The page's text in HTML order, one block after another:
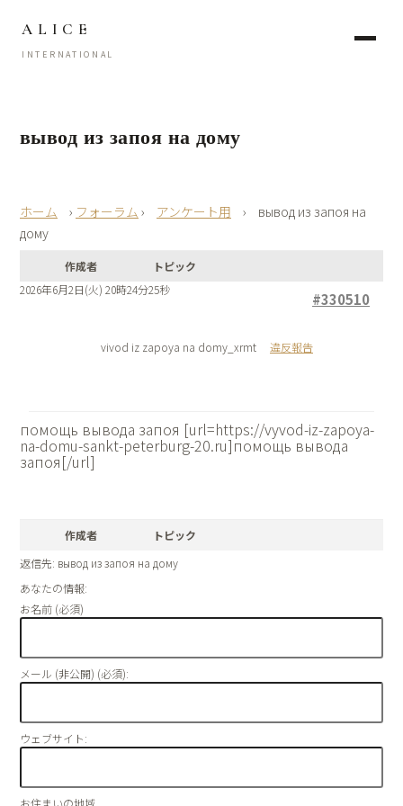
ALICE
INTERNATIONAL
вывод из запоя на дому
› フォーラム › アンケート用 ›
вывод из запоя на
дому
作成者
トピック
2026年6月2日(火) 20時24分25秒
#330510
vivod iz zapoya na domy_xrmt 違反報告
помощь вывода запоя [url=https://vyvod-iz-zapoya-
na-domu-sankt-peterburg-20.ru]помощь вывода
запоя[/url]
作成者
トピック
返信先: вывод из запоя на дому
あなたの情報:
お名前 (必須)
メール (非公開) (必須):
ウェブサイト:
お住まいの地域